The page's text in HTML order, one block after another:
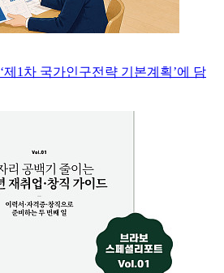
제1차 국가인구전략 기본계획’에 담